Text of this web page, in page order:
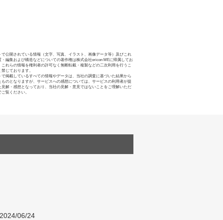
で公開されている情報（文字、写真、イラスト、画像データ等）及びこれ
・編集および構造などについての著作権は株式会社oricon MEに帰属してお
これらの情報を権利者の許可なく無断転載・複製などの二次利用を行うこ
禁じております。
で掲載しているすべての情報やデータは、当社の調査に基づいた結果から
ものとなりますが、サービスへの感想については、サービスの利用者が提
見解・感想となっており、当社の見解・意見ではないことをご理解いただ
覧ください。
06/24